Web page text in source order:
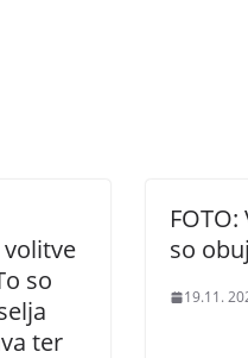
so
ter
so
19.11.